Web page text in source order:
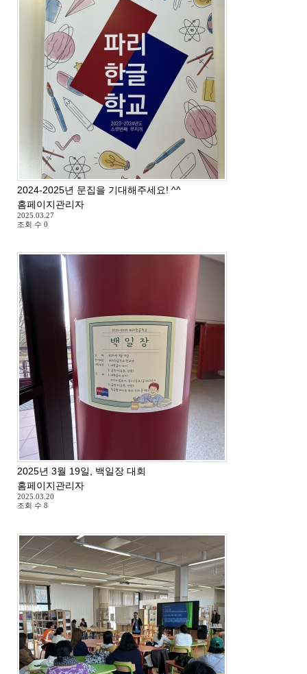
2024-2025년 문집을 기대해주세요! ^^
홈페이지관리자
2025.03.27
조회 수 0
2025년 3월 19일, 백일장 대회
홈페이지관리자
2025.03.20
조회 수 8